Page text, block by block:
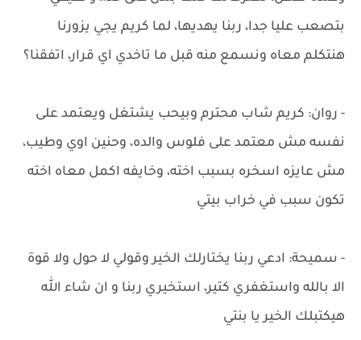
بتصعب عليا جدا، ربنا يهديها، لما كريم يجي يزورنا
هنتكلم معاه ونسمع منه قبل ما تاخدي اي قرار، اتفقنا؟
- روان: كريم شاب محترم وبيحب يشتغل ويعتمد على
نفسه مش معتمد على فلوس والده، وحنين اوي وطيب،
مش عايزه اسخره بسبب اخته، وخايفه اكمل معاه اخته
تكون سبب في خراب بيتي
- سميحة: ادعي ربنا يختارلك الخير وقولي لا حول ولا قوة
الا بالله واستغفري كتير، استخيري ربنا و ان شاء الله
هيكتبلك الخير يا بنتي